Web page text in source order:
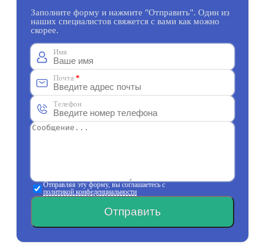
Заполните форму и нажмите "Отправить". Один из
наших специалистов свяжется с вами как можно
скорее.
Имя
Почта *
Телефон
Отправляя эту форму, вы соглашаетесь с
политикой конфеденциальности
Отправить